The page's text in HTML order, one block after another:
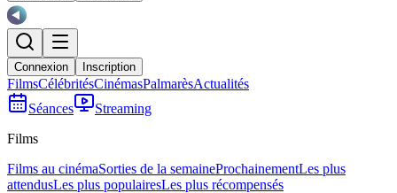
Connexion Inscription
FilmsCélébritésCinémasPalmarèsActualités
Séances
Streaming
Films
Films au cinémaSorties de la semaineProchainementLes plus
attendusLes plus populairesLes plus récompensés